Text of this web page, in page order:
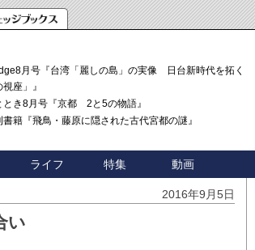
月号『台湾「麗しの島」の実像 日台新時代を拓く「3
座」』
とき8月号『京都 2と5の物語』
書籍『飛鳥・藤原に隠された古代宮都の謎』
ライフ 特集 動画
2016年9月5日
い